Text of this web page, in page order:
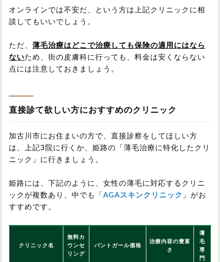
オンラインでは不安だ、という方は上記クリニックに相
談してもいいでしょう。
ただ、 薄毛治療はどこで治療しても保険の適用にはなら
ないため、街の皮膚科に行っても、料金は安くならない
点には注意しておきましょう。
直接診て欲しい方におすすめのクリニック
加古川市にお住まいの方で、直接診察をしてほしい方
は、上記3院に行くか、姫路の「薄毛治療に特化したクリ
ニック」に行きましょう。
姫路には、下記のように、女性の薄毛に対応するクリニ
ックが複数あり、中でも「 AGAスキンクリニック 」がお
すすめです。
クリニック名
無料カ
ウンセ
リング
パントガール価格
治療内容の豊富
さ
薄
毛
専
門